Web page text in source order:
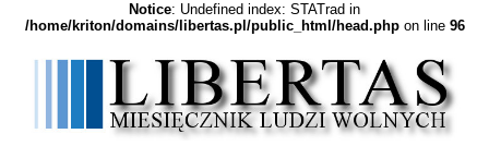
Notice: Undefined index: STATrad in
/home/kriton/domains/libertas.pl/public_html/head.phpon line 96